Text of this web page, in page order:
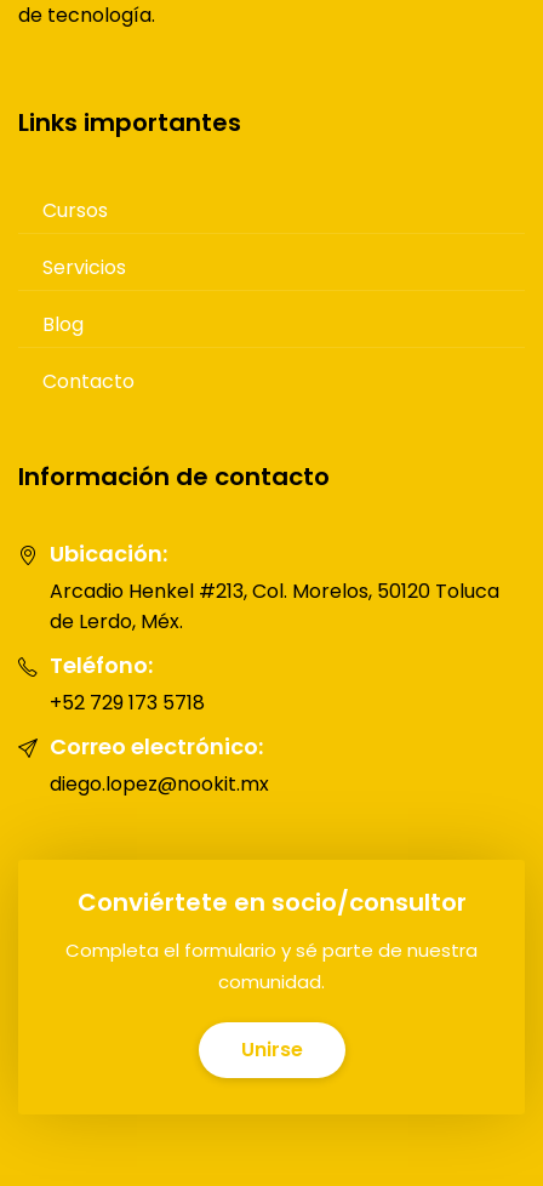
de tecnología.
Links importantes
Cursos
Servicios
Blog
Contacto
Información de contacto
Ubicación:
Arcadio Henkel #213, Col. Morelos, 50120 Toluca
de Lerdo, Méx.
Teléfono:
+52 729 173 5718
Correo electrónico:
diego.lopez@nookit.mx
Conviértete en socio/consultor
Completa el formulario y sé parte de nuestra
comunidad.
Unirse